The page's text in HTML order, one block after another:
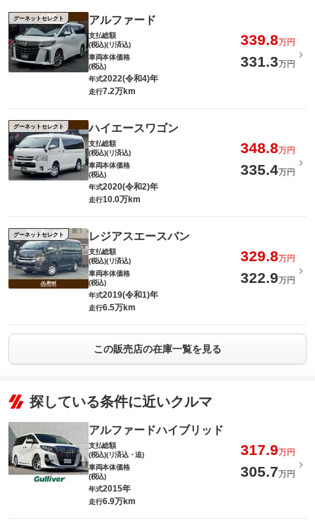
グーネットセレクト アルファード
支払総額
(税込)(リ済込)
339.8万円
車両本体価格
(税込)
331.3万円
年式2022(令和4)年
走行7.2万km
グーネットセレクト ハイエースワゴン
支払総額
(税込)(リ済込)
348.8万円
車両本体価格
(税込)
335.4万円
年式2020(令和2)年
走行10.0万km
グーネットセレクト レジアスエースバン
支払総額
(税込)(リ済込)
329.8万円
車両本体価格
(税込)
322.9万円
年式2019(令和1)年
走行6.5万km
この販売店の在庫一覧を見る
探している条件に近いクルマ
アルファードハイブリッド
支払総額
(税込)(リ済込・追)
317.9万円
車両本体価格
(税込)
305.7万円
年式2015年
走行6.9万km